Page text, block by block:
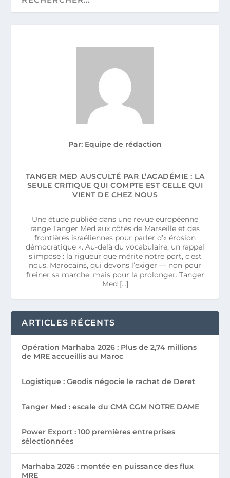
Par: Equipe de rédaction
TANGER MED AUSCULTÉ PAR L’ACADÉMIE : LA
SEULE CRITIQUE QUI COMPTE EST CELLE QUI
VIENT DE CHEZ NOUS
Une étude publiée dans une revue européenne
range Tanger Med aux côtés de Marseille et des
frontières israéliennes pour parler d’« érosion
démocratique ». Au-delà du vocabulaire, un rappel
s’impose : la rigueur que mérite notre port, c’est
nous, Marocains, qui devons l’exiger — non pour
freiner sa marche, mais pour la prolonger. Tanger
Med […]
ARTICLES RÉCENTS
Opération Marhaba 2026 : Plus de 2,74 millions
de MRE accueillis au Maroc
Logistique : Geodis négocie le rachat de Deret
Tanger Med : escale du CMA CGM NOTRE DAME
Power Export : 100 premières entreprises
sélectionnées
Marhaba 2026 : montée en puissance des flux
MRE